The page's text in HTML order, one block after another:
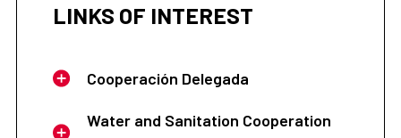
LINKS OF INTEREST
Cooperación Delegada
Water and Sanitation Cooperation